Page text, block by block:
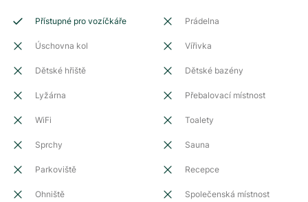
Přístupné pro vozíčkáře Prádelna
Úschovna kol Vířivka
Dětské hřiště Dětské bazény
Lyžárna Přebalovací místnost
WiFi Toalety
Sprchy Sauna
Parkoviště Recepce
Ohniště Společenská místnost